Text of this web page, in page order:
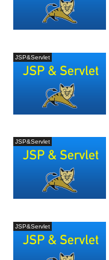
JSP&Servlet
JSP&Servlet
JSP&Servlet